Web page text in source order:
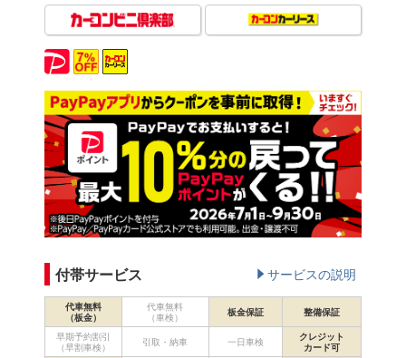
付帯サービス サービスの説明
代車無料
（板金）
代車無料
（車検）
板金保証 整備保証
早期予約割引
（早割車検）
引取・納車 一日車検
クレジット
カード可